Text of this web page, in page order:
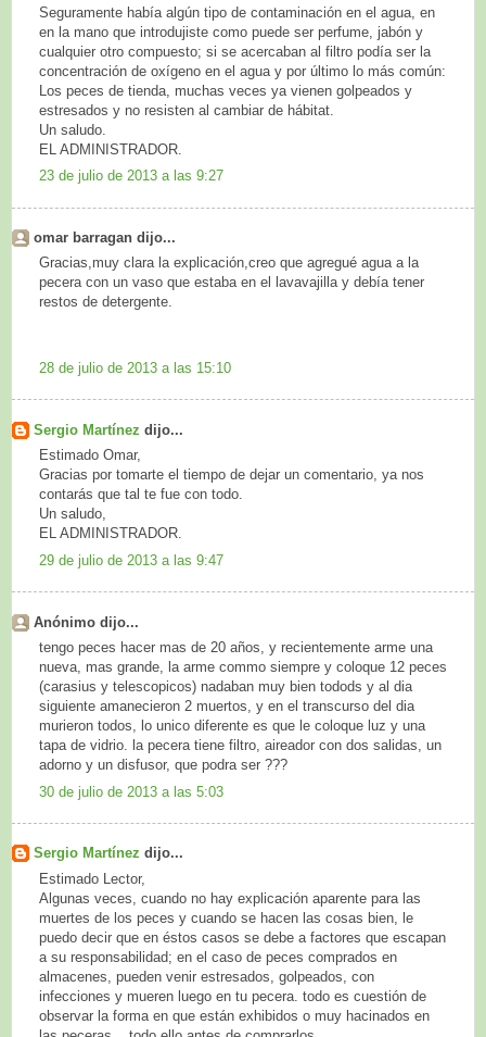
Seguramente había algún tipo de contaminación en el agua, en
en la mano que introdujiste como puede ser perfume, jabón y
cualquier otro compuesto; si se acercaban al filtro podía ser la
concentración de oxígeno en el agua y por último lo más común:
Los peces de tienda, muchas veces ya vienen golpeados y
estresados y no resisten al cambiar de hábitat.
Un saludo.
EL ADMINISTRADOR.
23 de julio de 2013 a las 9:27
omar barragan dijo...
Gracias,muy clara la explicación,creo que agregué agua a la
pecera con un vaso que estaba en el lavavajilla y debía tener
restos de detergente.
28 de julio de 2013 a las 15:10
Sergio Martínez dijo...
Estimado Omar,
Gracias por tomarte el tiempo de dejar un comentario, ya nos
contarás que tal te fue con todo.
Un saludo,
EL ADMINISTRADOR.
29 de julio de 2013 a las 9:47
Anónimo dijo...
tengo peces hacer mas de 20 años, y recientemente arme una
nueva, mas grande, la arme commo siempre y coloque 12 peces
(carasius y telescopicos) nadaban muy bien todods y al dia
siguiente amanecieron 2 muertos, y en el transcurso del dia
murieron todos, lo unico diferente es que le coloque luz y una
tapa de vidrio. la pecera tiene filtro, aireador con dos salidas, un
adorno y un disfusor, que podra ser ???
30 de julio de 2013 a las 5:03
Sergio Martínez dijo...
Estimado Lector,
Algunas veces, cuando no hay explicación aparente para las
muertes de los peces y cuando se hacen las cosas bien, le
puedo decir que en éstos casos se debe a factores que escapan
a su responsabilidad; en el caso de peces comprados en
almacenes, pueden venir estresados, golpeados, con
infecciones y mueren luego en tu pecera. todo es cuestión de
observar la forma en que están exhibidos o muy hacinados en